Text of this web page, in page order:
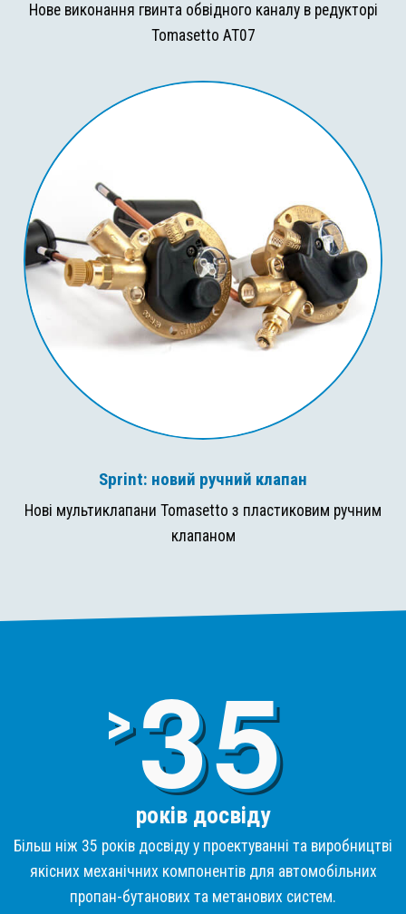
Нове виконання гвинта обвідного каналу в редукторі
Tomasetto AT07
Sprint: новий ручний клапан
Нові мультиклапани Tomasetto з пластиковим ручним
клапаном
>3
років досвіду
Більш ніж 35 років досвіду у проектуванні та виробництві
якісних механічних компонентів для автомобільних
пропан-бутанових та метанових систем.